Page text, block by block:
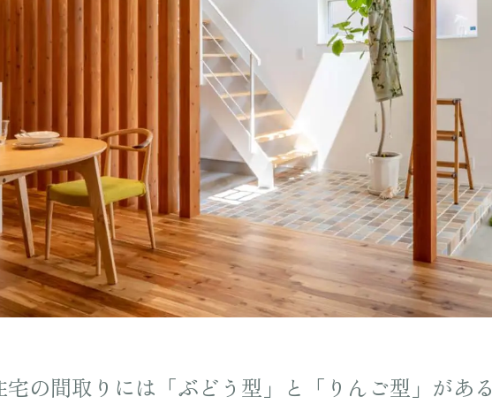
宅の間取りには「ぶどう型」と「りんご型」がある